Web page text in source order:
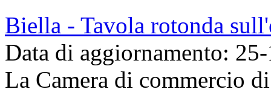
Biella - Tavola rotonda
Data di aggiornamento:
La Camera di commercio